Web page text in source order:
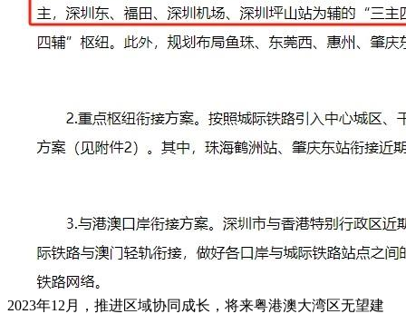
2023年12月，推进区域协同成长，将来粤港澳大湾区无望建